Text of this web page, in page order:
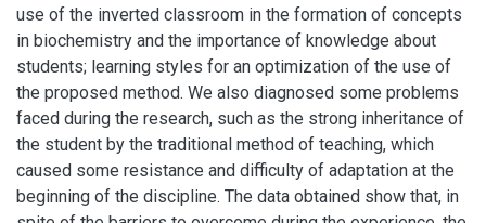
use of the inverted classroom in the formation of concepts
in biochemistry and the importance of knowledge about
students; learning styles for an optimization of the use of
the proposed method. We also diagnosed some problems
faced during the research, such as the strong inheritance of
the student by the traditional method of teaching, which
caused some resistance and difficulty of adaptation at the
beginning of the discipline. The data obtained show that, in